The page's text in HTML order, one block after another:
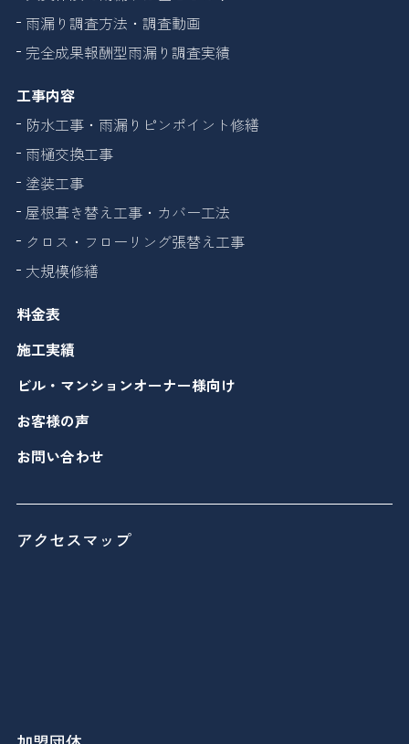
雨漏り調査方法・調査動画
完全成果報酬型雨漏り調査実績
工事内容
防水工事・雨漏りピンポイント修繕
雨樋交換工事
塗装工事
屋根葺き替え工事・カバー工法
クロス・フローリング張替え工事
大規模修繕
料金表
施工実績
ビル・マンションオーナー様向け
お客様の声
お問い合わせ
アクセスマップ